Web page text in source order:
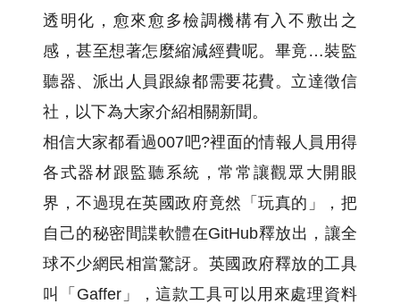
透明化，愈來愈多檢調機構有入不敷出之
感，甚至想著怎麼縮減經費呢。畢竟…裝監
聽器、派出人員跟線都需要花費。立達徵信
社，以下為大家介紹相關新聞。
相信大家都看過007吧?裡面的情報人員用得
各式器材跟監聽系統，常常讓觀眾大開眼
界，不過現在英國政府竟然「玩真的」，把
自己的秘密間諜軟體在GitHub釋放出，讓全
球不少網民相當驚訝。英國政府釋放的工具
叫「Gaffer」，這款工具可以用來處理資料